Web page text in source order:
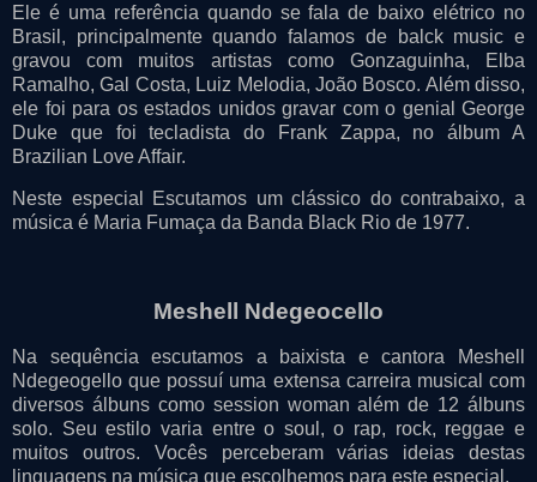
Ele é uma referência quando se fala de baixo elétrico no
Brasil, principalmente quando falamos de balck music e
gravou com muitos artistas como Gonzaguinha, Elba
Ramalho, Gal Costa, Luiz Melodia, João Bosco. Além disso,
ele foi para os estados unidos gravar com o genial George
Duke que foi tecladista do Frank Zappa, no álbum A
Brazilian Love Affair.
Neste especial Escutamos um clássico do contrabaixo, a
música é Maria Fumaça da Banda Black Rio de 1977.
Meshell Ndegeocello
Na sequência escutamos a baixista e cantora Meshell
Ndegeogello que possuí uma extensa carreira musical com
diversos álbuns como session woman além de 12 álbuns
solo. Seu estilo varia entre o soul, o rap, rock, reggae e
muitos outros. Vocês perceberam várias ideias destas
linguagens na música que escolhemos para este especial.